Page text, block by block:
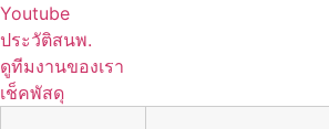
Youtube
ประวัติสนพ.
ดูทีมงานของเรา
เช็คพัสดุ